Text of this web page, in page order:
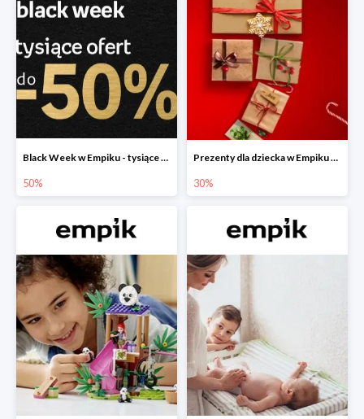
Black Week w Empiku - tysiące produktów do -50%
50%
Prezenty dla dziecka w Empiku do -30%
30%